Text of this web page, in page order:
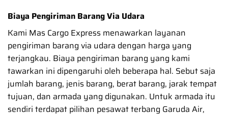
Biaya Pengiriman Barang Via Udara
Kami Mas Cargo Express menawarkan layanan
pengiriman barang via udara dengan harga yang
terjangkau. Biaya pengiriman barang yang kami
tawarkan ini dipengaruhi oleh beberapa hal. Sebut saja
jumlah barang, jenis barang, berat barang, jarak tempat
tujuan, dan armada yang digunakan. Untuk armada itu
sendiri terdapat pilihan pesawat terbang Garuda Air,